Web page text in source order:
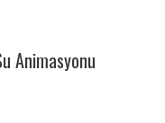
Animasyonu